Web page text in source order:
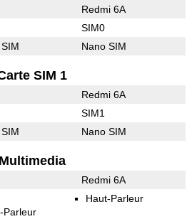
Redmi 6A
SIM0
Nano SIM
SIM 1
Redmi 6A
SIM1
Nano SIM
Multimedia
Redmi 6A
Parleur
Haut-Parleur